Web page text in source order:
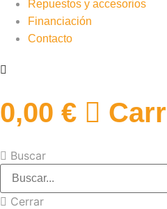
Repuestos y accesorios
Financiación
Contacto
0,00 €
Buscar
Cerrar